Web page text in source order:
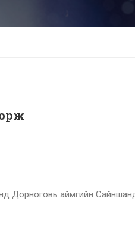
Дорноговь аймгийн